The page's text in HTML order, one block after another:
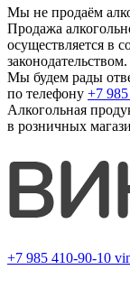
Мы не продаём
Продажа
осуществляется в
законодательством.
Мы будем рады
по телефону +7
Алкогольная
в розничных
+7 985 410-90-10